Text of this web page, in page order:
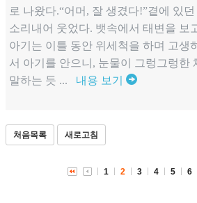
로 나왔다.“어머, 잘 생겼다!”곁에 있
소리내어 웃었다. 뱃속에서 태변을 보
아기는 이틀 동안 위세척을 하며 고생
서 아기를 안으니, 눈물이 그렁그렁한
말하는 듯 ... 내용 보기
처음목록 새로고침
1 2 3 4 5 6